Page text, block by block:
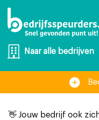
Naar alle bedrijven
👋 Jouw bedrijf ook